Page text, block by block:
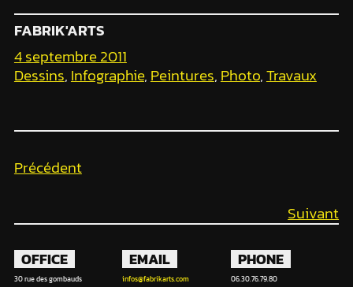
FABRIK'ARTS
4 septembre 2011
Dessins, Infographie, Peintures, Photo, Travaux
Précédent
Suivant
OFFICE
30 rue des gombauds
EMAIL
infos@fabrikarts.com
PHONE
06.30.76.79.80